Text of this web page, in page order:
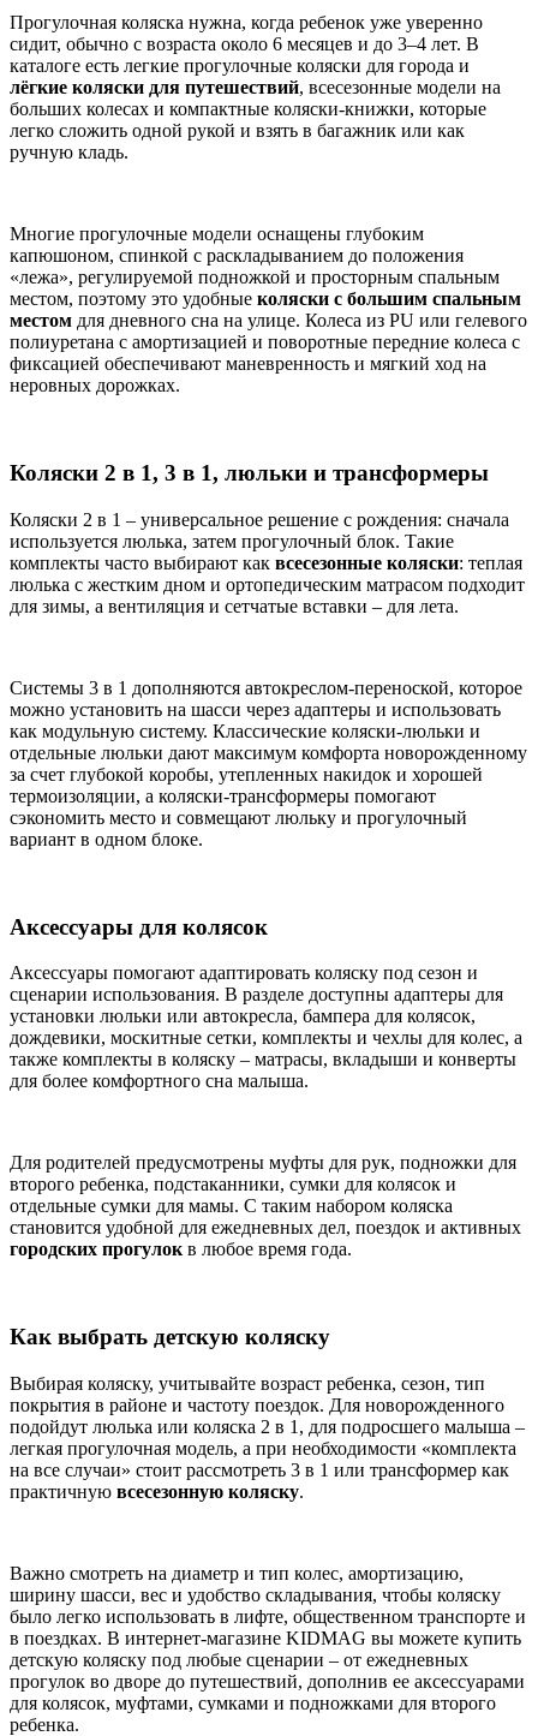
Прогулочная коляска нужна, когда ребенок уже уверенно
сидит, обычно с возраста около 6 месяцев и до 3–4 лет. В
каталоге есть легкие прогулочные коляски для города и
лёгкие коляски для путешествий, всесезонные модели на
больших колесах и компактные коляски-книжки, которые
легко сложить одной рукой и взять в багажник или как
ручную кладь.
Многие прогулочные модели оснащены глубоким
капюшоном, спинкой с раскладыванием до положения
«лежа», регулируемой подножкой и просторным спальным
местом, поэтому это удобные коляски с большим спальным
местом для дневного сна на улице. Колеса из PU или гелевого
полиуретана с амортизацией и поворотные передние колеса с
фиксацией обеспечивают маневренность и мягкий ход на
неровных дорожках.
Коляски 2 в 1, 3 в 1, люльки и трансформеры
Коляски 2 в 1 – универсальное решение с рождения: сначала
используется люлька, затем прогулочный блок. Такие
комплекты часто выбирают как всесезонные коляски: теплая
люлька с жестким дном и ортопедическим матрасом подходит
для зимы, а вентиляция и сетчатые вставки – для лета.
Системы 3 в 1 дополняются автокреслом-переноской, которое
можно установить на шасси через адаптеры и использовать
как модульную систему. Классические коляски-люльки и
отдельные люльки дают максимум комфорта новорожденному
за счет глубокой коробы, утепленных накидок и хорошей
термоизоляции, а коляски-трансформеры помогают
сэкономить место и совмещают люльку и прогулочный
вариант в одном блоке.
Аксессуары для колясок
Аксессуары помогают адаптировать коляску под сезон и
сценарии использования. В разделе доступны адаптеры для
установки люльки или автокресла, бампера для колясок,
дождевики, москитные сетки, комплекты и чехлы для колес, а
также комплекты в коляску – матрасы, вкладыши и конверты
для более комфортного сна малыша.
Для родителей предусмотрены муфты для рук, подножки для
второго ребенка, подстаканники, сумки для колясок и
отдельные сумки для мамы. С таким набором коляска
становится удобной для ежедневных дел, поездок и активных
городских прогулок в любое время года.
Как выбрать детскую коляску
Выбирая коляску, учитывайте возраст ребенка, сезон, тип
покрытия в районе и частоту поездок. Для новорожденного
подойдут люлька или коляска 2 в 1, для подросшего малыша –
легкая прогулочная модель, а при необходимости «комплекта
на все случаи» стоит рассмотреть 3 в 1 или трансформер как
практичную всесезонную коляску.
Важно смотреть на диаметр и тип колес, амортизацию,
ширину шасси, вес и удобство складывания, чтобы коляску
было легко использовать в лифте, общественном транспорте и
в поездках. В интернет-магазине KIDMAG вы можете купить
детскую коляску под любые сценарии – от ежедневных
прогулок во дворе до путешествий, дополнив ее аксессуарами
для колясок, муфтами, сумками и подножками для второго
ребенка.